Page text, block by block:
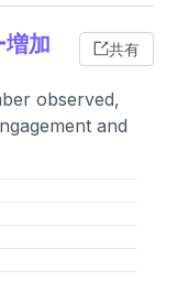
加 共有
observed,
and